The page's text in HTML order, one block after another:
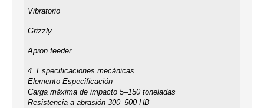
Vibratorio
Grizzly
Apron feeder
4. Especificaciones mecánicas
Elemento Especificación
Carga máxima de impacto 5–150 toneladas
Resistencia a abrasión 300–500 HB